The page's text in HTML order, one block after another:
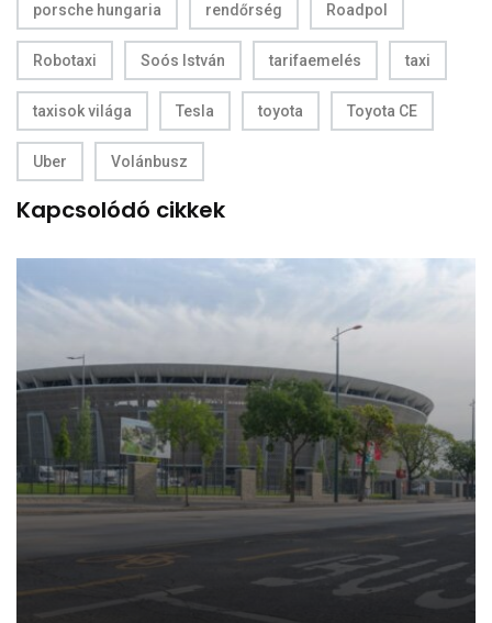
porsche hungaria rendőrség Roadpol
Robotaxi Soós István tarifaemelés taxi
taxisok világa Tesla toyota Toyota CE
Uber Volánbusz
Kapcsolódó cikkek